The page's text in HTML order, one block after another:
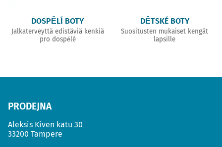
DOSPĚLÍ BOTY
Jalkaterveyttä edistäviä kenkiä
pro dospělé
DĚTSKÉ BOTY
Suositusten mukaiset kengät
lapsille
PRODEJNA
Aleksis Kiven katu 30
33200 Tampere